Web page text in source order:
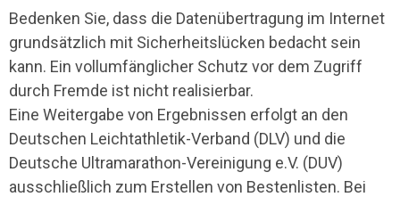
Bedenken Sie, dass die Datenübertragung im Internet
grundsätzlich mit Sicherheitslücken bedacht sein
kann. Ein vollumfänglicher Schutz vor dem Zugriff
durch Fremde ist nicht realisierbar.
Eine Weitergabe von Ergebnissen erfolgt an den
Deutschen Leichtathletik-Verband (DLV) und die
Deutsche Ultramarathon-Vereinigung e.V. (DUV)
ausschließlich zum Erstellen von Bestenlisten. Bei